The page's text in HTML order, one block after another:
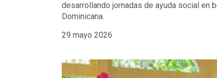
desarrollando jornadas de ayuda social en
Dominicana.
29 mayo 2026